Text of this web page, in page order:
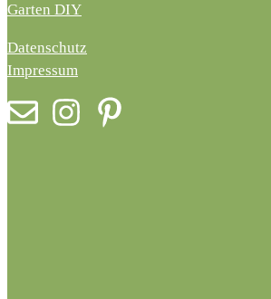
Garten DIY
Datenschutz
Impressum